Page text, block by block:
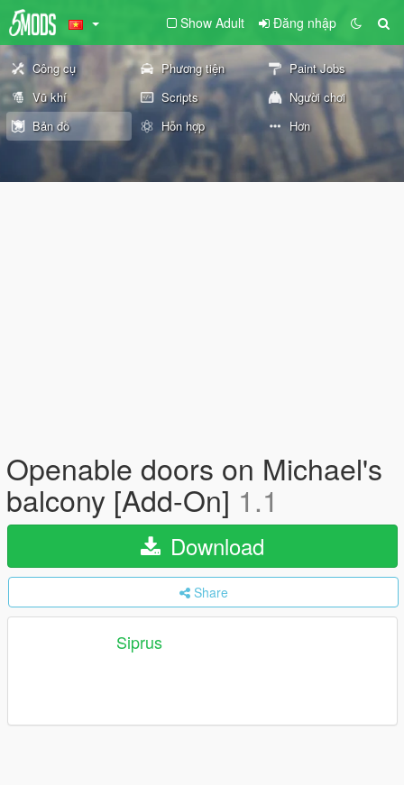
Show Adult Đăng nhập
Công cụ Phương tiện
Paint Jobs
Vũ khí
Scripts
Người chơi
Bản đồ
Hỗn hợp Hơn
Openable doors on Michael's
balcony [Add-On] 1.1
Download
Share
Siprus